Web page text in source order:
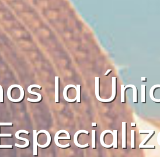
os la Úni
specializ